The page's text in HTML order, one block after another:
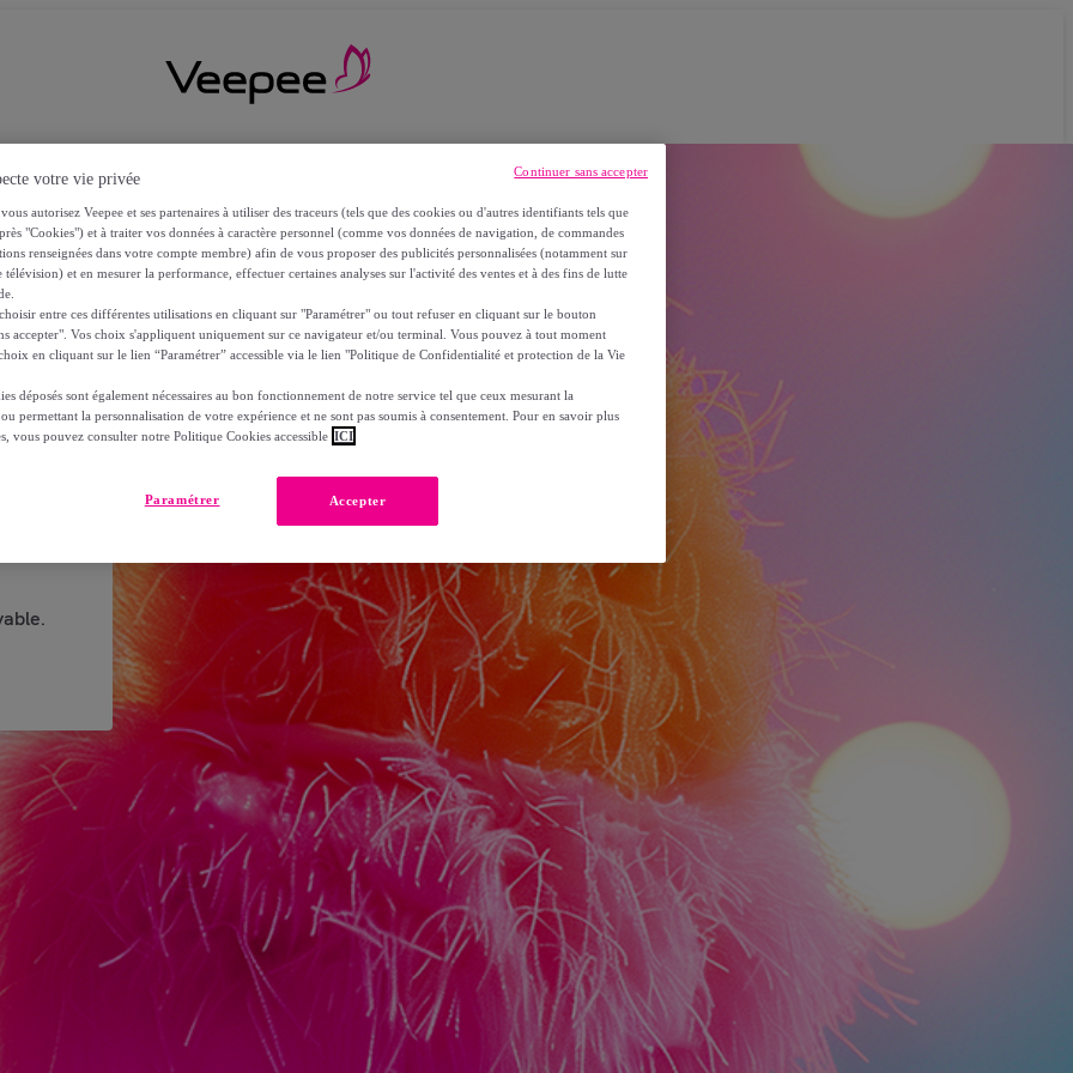
votre vie privée
autorisez Veepee et ses partenaires à utiliser des traceurs (tels que des cookies ou d'autres identifiants tels que
"Cookies") et à traiter vos données à caractère personnel (comme vos données de navigation, de commandes
renseignées dans votre compte membre) afin de vous proposer des publicités personnalisées (notamment sur
télévision) et en mesurer la performance, effectuer certaines analyses sur l'activité des ventes et à des fins de lutte
entre ces différentes utilisations en cliquant sur "Paramétrer" ou tout refuser en cliquant sur le bouton
accepter". Vos choix s'appliquent uniquement sur ce navigateur et/ou terminal. Vous pouvez à tout moment
en cliquant sur le lien “Paramétrer” accessible via le lien "Politique de Confidentialité et protection de la Vie
déposés sont également nécessaires au bon fonctionnement de notre service tel que ceux mesurant la
permettant la personnalisation de votre expérience et ne sont pas soumis à consentement. Pour en savoir plus
vous pouvez consulter notre Politique Cookies accessible ICI
Accepter
Paramétrer
Continuer sans accepter